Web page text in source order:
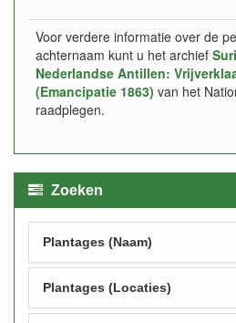
Voor verdere informatie over de
achternaam kunt u het archief
Nederlandse Antillen:
(Emancipatie 1863) van het
raadplegen.
Zoeken
Plantages (Naam)
Plantages (Locaties)